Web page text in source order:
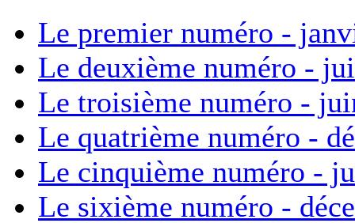
Le premier numéro -
Le deuxième numéro -
Le troisième numéro -
Le quatrième numéro -
Le cinquième numéro -
Le sixième numéro -